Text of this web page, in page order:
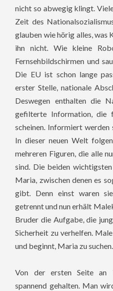
nicht so abwegig klingt.
Zeit des
glauben wie hörig alles, was
ihn nicht. Wie kleine
Fernsehbildschirmen und
Die EU ist schon lange
erster Stelle, nationale
Deswegen enthalten die
gefilterte Information, die
scheinen. Informiert werden
In dieser neuen Welt
mehreren Figuren, die alle
sind. Die beiden
Maria, zwischen denen es
gibt. Denn einst waren
getrennt und nun erhält
Bruder die Aufgabe, die
Sicherheit zu verhelfen.
und beginnt, Maria zu suchen.
Von der ersten Seite an
spannend gehalten. Man